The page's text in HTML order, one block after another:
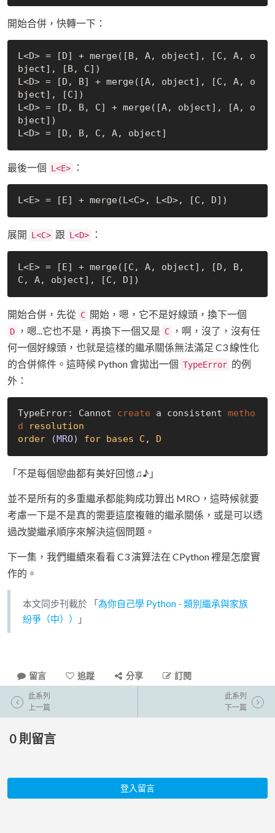
開始合併，快轉一下：
L<D> = [D] + merge([B, A, object], [C, A, o
bject], [B, C])
L<D> = [D, B] + merge([A, object], [C, A, o
bject], [C])
L<D> = [D, B, C] + merge([A, object], [A, o
bject])
最後一個 L<E> ：
展開 L<C> 跟 L<D> ：
L<E> = [E] + merge([C, A, object], [D, B,
開始合併，先從 C 開始，嗯，它不是好線頭，換下一個
D ，嗯...它也不是，再換下一個又是 C
，啊，沒了，沒有任
何一個好線頭，也就是這樣的繼承關係無法滿足 C3 線性化
的合併條件。這時候 Python 會拋出一個 TypeError 的例
外：
TypeError: Cannot create a consistent metho
d
resolution
order
(MRO) for bases C , D
「不是每個戀曲都有美好回憶♫♪」
並不是所有的多重繼承都能夠成功算出 MRO，這時候就要
考慮一下是不是真的需要這麼複雜的繼承關係，或是可以透
過改變繼承順序來解決這個問題。
下一集，我們繼續來看看 C3 演算法在 CPython 裡是怎麼實
作的。
本文同步刊載於 「為你自己學 Python - 類別繼承與家族
紛爭（中））
」
留言 追蹤 分享 訂閱
此系列
上一篇
此系列
下一篇
0 則留言
登入留言